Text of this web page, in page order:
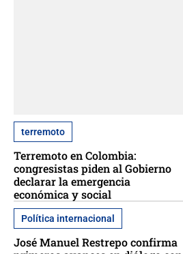
terremoto
Terremoto en Colombia:
congresistas piden al Gobierno
declarar la emergencia
económica y social
Política internacional
José Manuel Restrepo confirma